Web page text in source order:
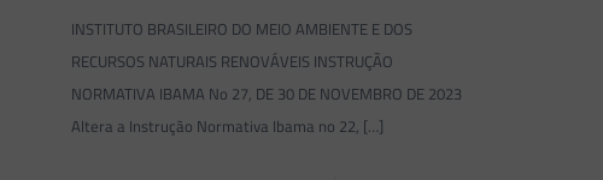
INSTITUTO BRASILEIRO DO MEIO AMBIENTE E DOS
RECURSOS NATURAIS RENOVÁVEIS INSTRUÇÃO
NORMATIVA IBAMA No 27, DE 30 DE NOVEMBRO DE 2023
Altera a Instrução Normativa Ibama no 22, […]